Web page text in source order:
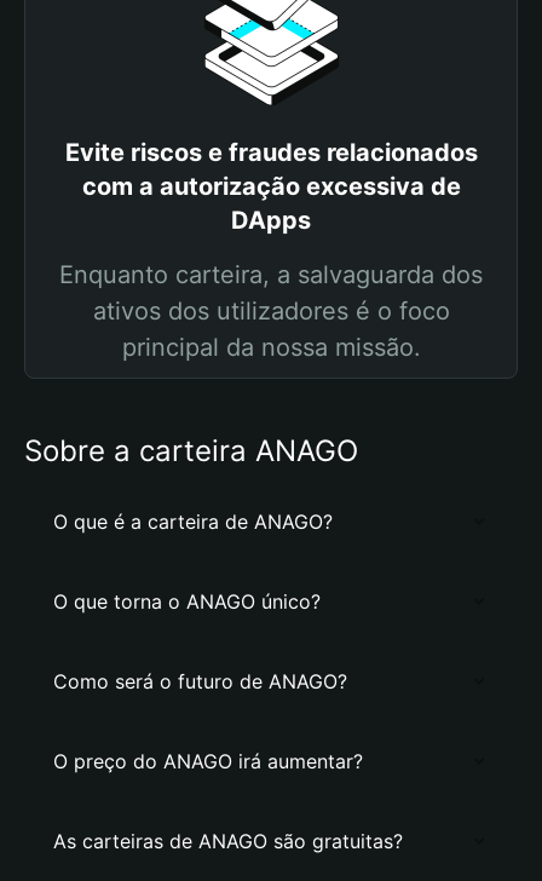
Evite riscos e fraudes relacionados
com a autorização excessiva de
DApps
Enquanto carteira, a salvaguarda dos
ativos dos utilizadores é o foco
principal da nossa missão.
Sobre a carteira ANAGO
O que é a carteira de ANAGO?
O que torna o ANAGO único?
Como será o futuro de ANAGO?
O preço do ANAGO irá aumentar?
As carteiras de ANAGO são gratuitas?